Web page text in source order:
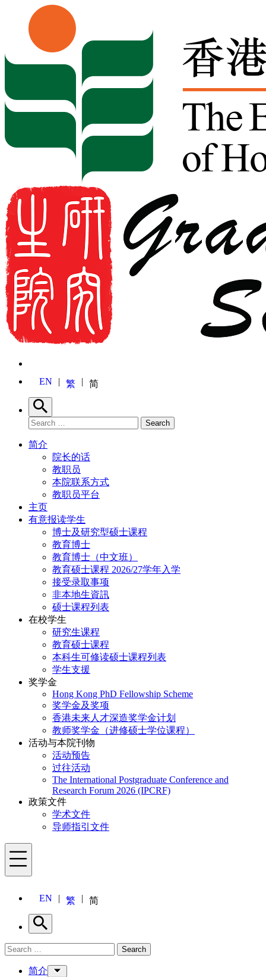
Skip to content
EN 繁 简
Search
Search for: Search
简介
院长的话
教职员
本院联系方式
教职员平台
主页
有意报读学生
博士及研究型硕士课程
教育博士
教育博士（中文班）
教育硕士课程 2026/27学年入学
接受录取事项
非本地生資訊
硕士课程列表
在校学生
研究生课程
教育硕士课程
本科生可修读硕士课程列表
学生支援
奖学金
Hong Kong PhD Fellowship Scheme
奖学金及奖项
香港未来人才深造奖学金计划
教师奖学金（进修硕士学位课程）
活动与本院刊物
活动预告
过往活动
The International Postgraduate Conference and
Research Forum 2026 (IPCRF)
政策文件
学术文件
导师指引文件
Menu
EN 繁 简
Search
Search for: Search
简介